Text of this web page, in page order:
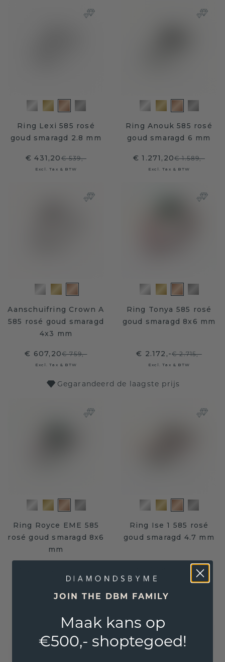
Ring Lexi 585 rosé
goud smaragd 2.8 mm
€ 431,20€ 539,-
Excl. Tax & BTW
Ring Anouk 585 rosé
goud smaragd 6 mm
€ 1.271,20€ 1.589,-
Excl. Tax & BTW
Aanschuifring Crown A
585 rosé goud smaragd
4x3 mm
€ 607,20€ 759,-
Excl. Tax & BTW
Ring Tonya 585 rosé
goud smaragd 8x6 mm
€ 2.172,-€ 2.715,-
Excl. Tax & BTW
Gegarandeerd de laagste prijs
Ring Royce EME 585
rosé goud smaragd 8x6
mm
Excl. Tax & BTW
Ring Ise 1 585 rosé
goud smaragd 4.7 mm
€ 1.335,-
Excl. Tax & BTW
JOIN THE DBM FAMILY
Maak kans op
€500,- shoptegoed!